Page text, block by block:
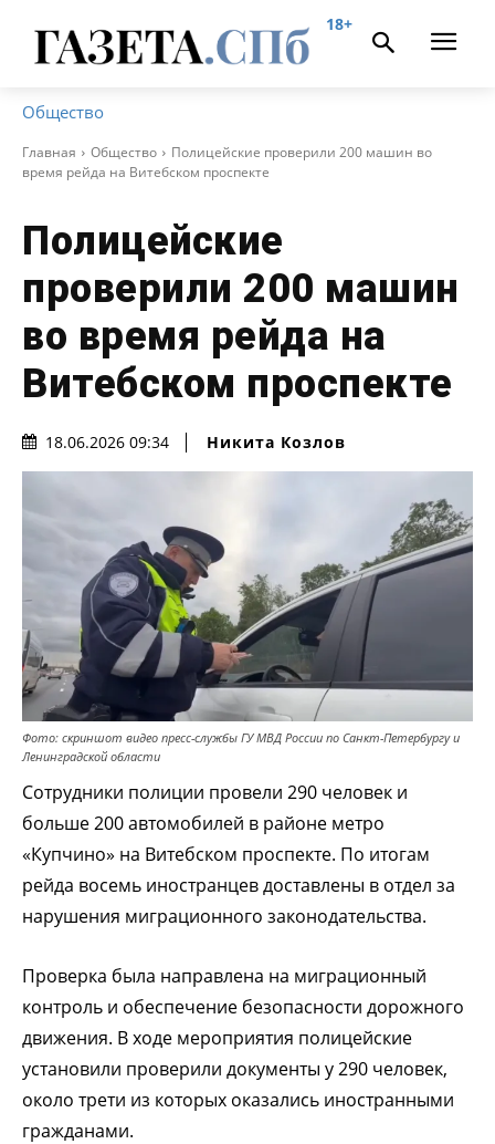
18+
Общество
Главная Общество
Полицейские проверили 200 машин во
время рейда на Витебском проспекте
Полицейские
проверили 200 машин
во время рейда на
Витебском проспекте
18.06.2026 09:34 Никита Козлов
Фото: скриншот видео пресс-службы ГУ МВД России по Санкт-Петербургу и
Ленинградской области
Сотрудники полиции провели 290 человек и
больше 200 автомобилей в районе метро
«Купчино» на Витебском проспекте. По итогам
рейда восемь иностранцев доставлены в отдел за
нарушения миграционного законодательства.
Проверка была направлена на миграционный
контроль и обеспечение безопасности дорожного
движения. В ходе мероприятия полицейские
установили проверили документы у 290 человек,
около трети из которых оказались иностранными
гражданами.